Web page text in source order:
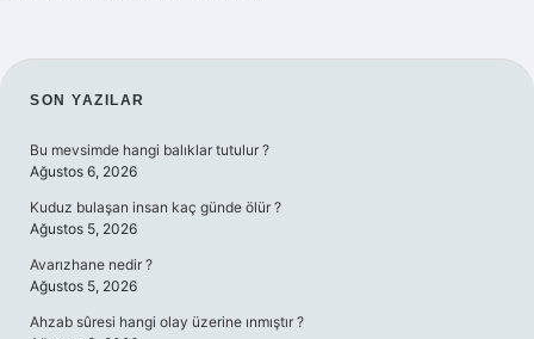
SIDEBAR
SON YAZILAR
Bu mevsimde hangi balıklar tutulur ?
Ağustos 6, 2026
Kuduz bulaşan insan kaç günde ölür ?
Ağustos 5, 2026
Avarızhane nedir ?
Ağustos 5, 2026
Ahzab sûresi hangi olay üzerine ınmıştır ?